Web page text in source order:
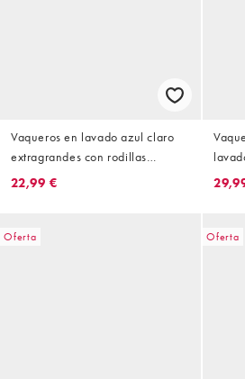
Vaqueros en lavado azul claro
extragrandes con rodillas
rasgadas de Courtside
22,99 €
Oferta Oferta